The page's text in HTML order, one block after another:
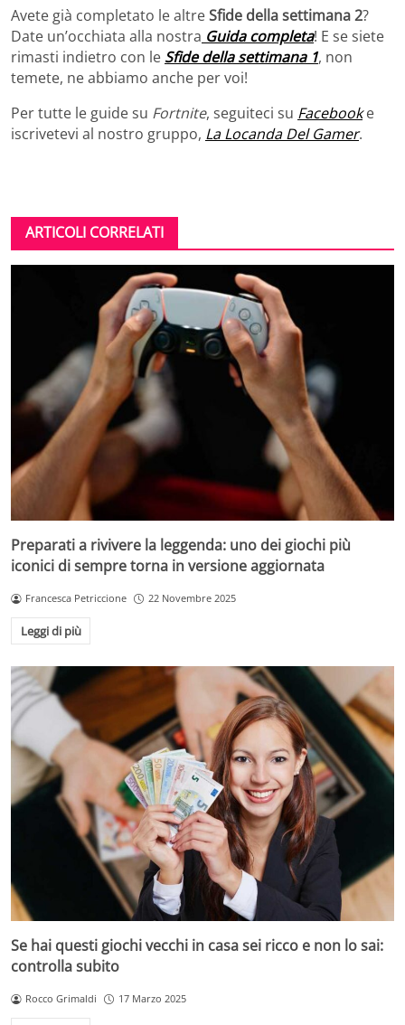
Avete già completato le altreSfide della settimana 2?
Date un’occhiata alla nostra Guida completa! E se siete
rimasti indietro con le Sfide della settimana 1, non
temete, ne abbiamo anche per voi!
Per tutte le guide su Fortnite, seguiteci su Facebooke
iscrivetevi al nostro gruppo, La Locanda Del Gamer.
ARTICOLI CORRELATI
Preparati a rivivere la leggenda: uno dei giochi più
iconici di sempre torna in versione aggiornata
Francesca Petriccione 22 Novembre 2025
Leggi di più
Se hai questi giochi vecchi in casa sei ricco e non lo sai:
controlla subito
Rocco Grimaldi 17 Marzo 2025